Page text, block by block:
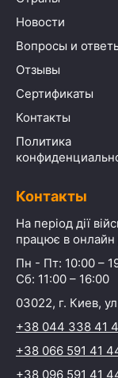
Новости
Вопросы и
Отзывы
Сертификаты
Контакты
Политика
Контакты
На період дії
працює в онлайн
Пн - Пт: 10:00 –
Сб: 11:00 – 16:00
03022, г. Киев,
+38 044 338 41
+38 066 591 41
+38 096 591 41